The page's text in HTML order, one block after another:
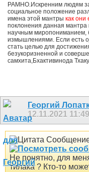
PAMHO.Искренним людям
социальное положение
имена этой мантры как они
поклонения данная мантра
научным миропониманием,
измышлениями. Если есть
стать целью для
безукоризненной и
самхита,Бхактивинода
Георгий
12.11.2021 11:49
Не понятно, для
тилака ? Кто-то